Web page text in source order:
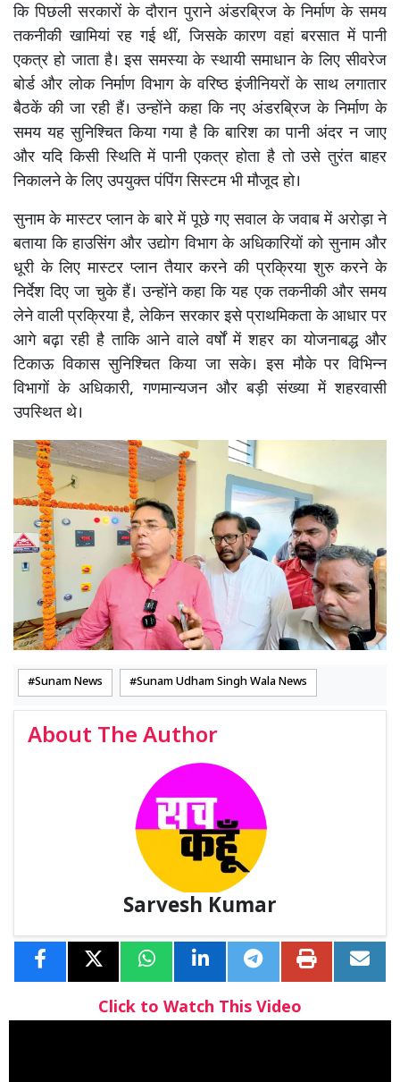
कि पिछली सरकारों के दौरान पुराने अंडरब्रिज के निर्माण के समय
तकनीकी खामियां रह गई थीं, जिसके कारण वहां बरसात में पानी
एकत्र हो जाता है। इस समस्या के स्थायी समाधान के लिए सीवरेज
बोर्ड और लोक निर्माण विभाग के वरिष्ठ इंजीनियरों के साथ लगातार
बैठकें की जा रही हैं। उन्होंने कहा कि नए अंडरब्रिज के निर्माण के
समय यह सुनिश्चित किया गया है कि बारिश का पानी अंदर न जाए
और यदि किसी स्थिति में पानी एकत्र होता है तो उसे तुरंत बाहर
निकालने के लिए उपयुक्त पंपिंग सिस्टम भी मौजूद हो।
सुनाम के मास्टर प्लान के बारे में पूछे गए सवाल के जवाब में अरोड़ा ने
बताया कि हाउसिंग और उद्योग विभाग के अधिकारियों को सुनाम और
धूरी के लिए मास्टर प्लान तैयार करने की प्रक्रिया शुरु करने के
निर्देश दिए जा चुके हैं। उन्होंने कहा कि यह एक तकनीकी और समय
लेने वाली प्रक्रिया है, लेकिन सरकार इसे प्राथमिकता के आधार पर
आगे बढ़ा रही है ताकि आने वाले वर्षों में शहर का योजनाबद्ध और
टिकाऊ विकास सुनिश्चित किया जा सके। इस मौके पर विभिन्न
विभागों के अधिकारी, गणमान्यजन और बड़ी संख्या में शहरवासी
उपस्थित थे।
Sunam News Sunam Udham Singh Wala News
About The Author
Sarvesh Kumar
Click to Watch This Video